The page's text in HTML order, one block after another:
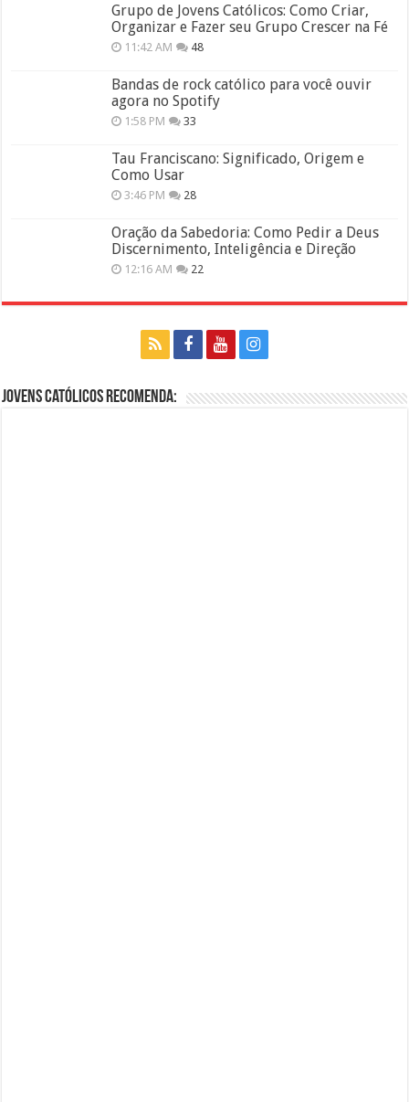
Grupo de Jovens Católicos: Como Criar,
Organizar e Fazer seu Grupo Crescer na Fé
11:42 AM 48
Bandas de rock católico para você ouvir
agora no Spotify
1:58 PM 33
Tau Franciscano: Significado, Origem e
Como Usar
3:46 PM 28
Oração da Sabedoria: Como Pedir a Deus
Discernimento, Inteligência e Direção
12:16 AM 22
Jovens Católicos Recomenda: